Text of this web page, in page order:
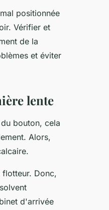
positionnée
Vérifier et
de la
et éviter
lente
bouton, cela
Alors,
flotteur. Donc,
d'arrivée